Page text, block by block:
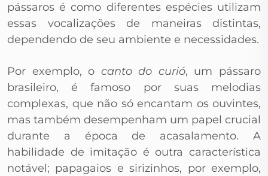
pássaros é como diferentes espécies utilizam
essas vocalizações de maneiras distintas,
dependendo de seu ambiente e necessidades.
Por exemplo, o canto do curió, um pássaro
brasileiro, é famoso por suas melodias
complexas, que não só encantam os ouvintes,
mas também desempenham um papel crucial
durante a época de acasalamento. A
habilidade de imitação é outra característica
notável; papagaios e sirizinhos, por exemplo,